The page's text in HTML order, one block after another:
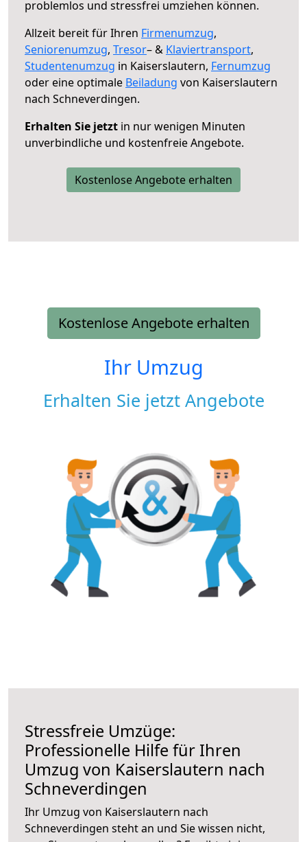
problemlos und stressfrei umziehen können.
Allzeit bereit für Ihren Firmenumzug,
Seniorenumzug, Tresor– & Klaviertransport,
Studentenumzug in Kaiserslautern, Fernumzug
oder eine optimale Beiladung von Kaiserslautern
nach Schneverdingen.
Erhalten Sie jetzt in nur wenigen Minuten
unverbindliche und kostenfreie Angebote.
Kostenlose Angebote erhalten
Kostenlose Angebote erhalten
Ihr Umzug
Erhalten Sie jetzt Angebote
Stressfreie Umzüge:
Professionelle Hilfe für Ihren
Umzug von Kaiserslautern nach
Schneverdingen
Ihr Umzug von Kaiserslautern nach
Schneverdingen steht an und Sie wissen nicht,